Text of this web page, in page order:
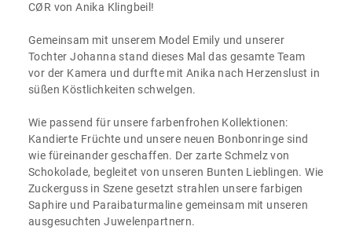
CØR von Anika Klingbeil!
Gemeinsam mit unserem Model Emily und unserer
Tochter Johanna stand dieses Mal das gesamte Team
vor der Kamera und durfte mit Anika nach Herzenslust in
süßen Köstlichkeiten schwelgen.
Wie passend für unsere farbenfrohen Kollektionen:
Kandierte Früchte und unsere neuen Bonbonringe sind
wie füreinander geschaffen. Der zarte Schmelz von
Schokolade, begleitet von unseren Bunten Lieblingen. Wie
Zuckerguss in Szene gesetzt strahlen unsere farbigen
Saphire und Paraibaturmaline gemeinsam mit unseren
ausgesuchten Juwelenpartnern.